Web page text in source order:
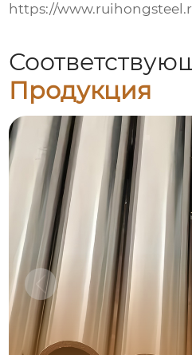
https://
Продукция